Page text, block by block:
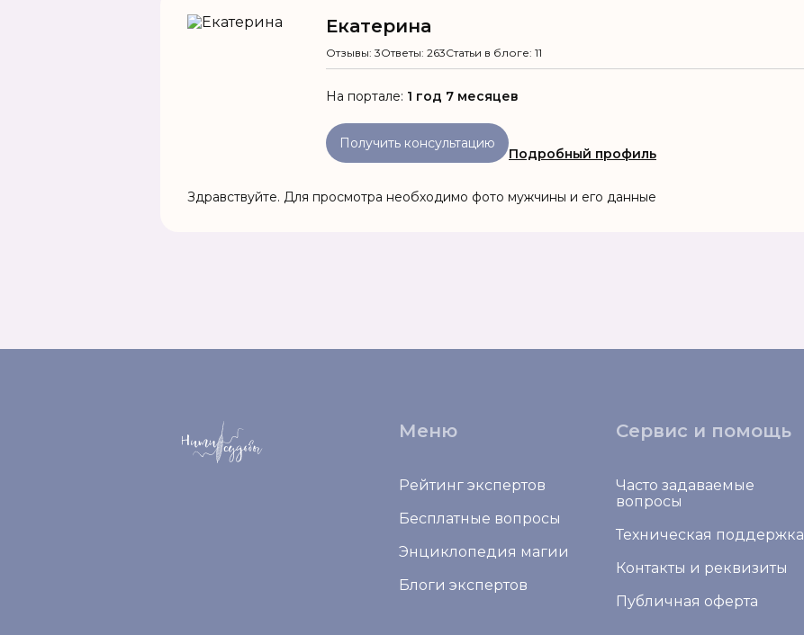
Екатерина
Отзывы: 3Ответы: 263Статьи в блоге: 11
На портале: 1 год 7 месяцев
Получить консультацию
Подробный профиль
Здравствуйте. Для просмотра необходимо фото мужчины и его данные
Меню
Рейтинг экспертов
Бесплатные вопросы
Энциклопедия магии
Блоги экспертов
Сервис и помощь
Часто задаваемые
вопросы
Техническая поддержка
Контакты и реквизиты
Публичная оферта